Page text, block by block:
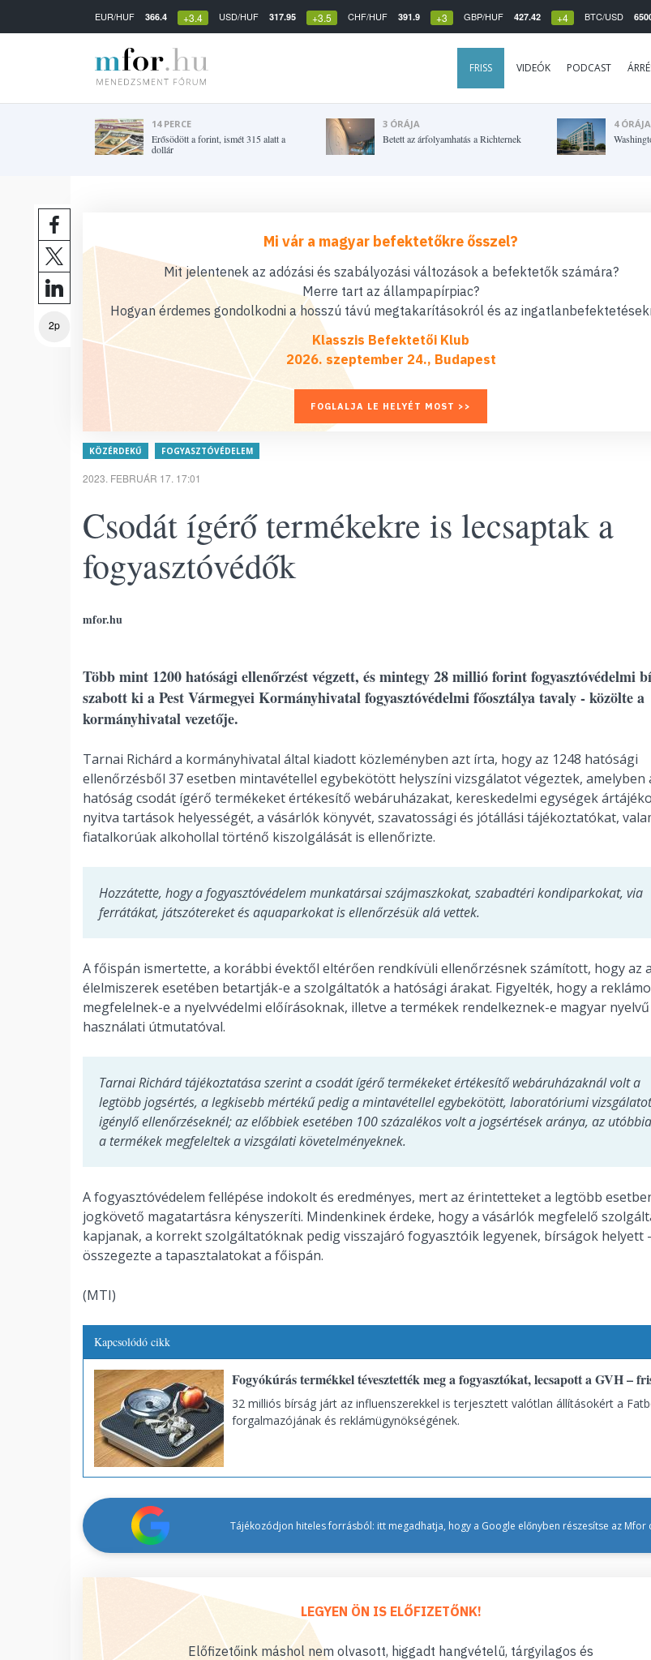
EUR/HUF 366.4 +3.4 USD/HUF 317.95 +3.5 CHF/HUF 391.9 +3 GBP/HUF 427.42 +4 BTC/USD
FRISS VIDEÓK PODCAST
14 PERCE
Erősödött a forint, ismét 315 alatt a
dollár
3 ÓRÁJA
Betett az árfolyamhatás a Richternek
4 ÓRÁJA
2p
Mi vár a magyar befektetőkre ősszel?
Mit jelentenek az adózási és szabályozási változások a befektetők számára?
Merre tart az állampapírpiac?
Hogyan érdemes gondolkodni a hosszú távú megtakarításokról és az
Klasszis Befektetői Klub
2026. szeptember 24., Budapest
FOGLALJA LE HELYÉT MOST >>
KÖZÉRDEKŰ FOGYASZTÓVÉDELEM
2023. FEBRUÁR 17. 17:01
Csodát ígérő termékekre is lecsaptak a
fogyasztóvédők
mfor.hu
Több mint 1200 hatósági ellenőrzést végzett, és mintegy 28 millió forint fogyasztóvédelmi
szabott ki a Pest Vármegyei Kormányhivatal fogyasztóvédelmi főosztálya tavaly - közölte a
kormányhivatal vezetője.
Tarnai Richárd a kormányhivatal által kiadott közleményben azt írta, hogy az 1248 hatósági
ellenőrzésből 37 esetben mintavétellel egybekötött helyszíni vizsgálatot végeztek, amelyben
hatóság csodát ígérő termékeket értékesítő webáruházakat, kereskedelmi egységek
nyitva tartások helyességét, a vásárlók könyvét, szavatossági és jótállási tájékoztatókat,
fiatalkorúak alkohollal történő kiszolgálását is ellenőrizte.
Hozzátette, hogy a fogyasztóvédelem munkatársai szájmaszkokat, szabadtéri kondiparkokat, via
ferrátákat, játszótereket és aquaparkokat is ellenőrzésük alá vettek.
A főispán ismertette, a korábbi évektől eltérően rendkívüli ellenőrzésnek számított, hogy az
élelmiszerek esetében betartják-e a szolgáltatók a hatósági árakat. Figyelték, hogy a
megfelelnek-e a nyelvvédelmi előírásoknak, illetve a termékek rendelkeznek-e magyar nyelvű
használati útmutatóval.
Tarnai Richárd tájékoztatása szerint a csodát ígérő termékeket értékesítő webáruházaknál volt a
legtöbb jogsértés, a legkisebb mértékű pedig a mintavétellel egybekötött, laboratóriumi vizsgálatot
igénylő ellenőrzéseknél; az előbbiek esetében 100 százalékos volt a jogsértések aránya, az
a termékek megfeleltek a vizsgálati követelményeknek.
A fogyasztóvédelem fellépése indokolt és eredményes, mert az érintetteket a legtöbb
jogkövető magatartásra kényszeríti. Mindenkinek érdeke, hogy a vásárlók megfelelő
kapjanak, a korrekt szolgáltatóknak pedig visszajáró fogyasztóik legyenek, bírságok helyett -
összegezte a tapasztalatokat a főispán.
(MTI)
Kapcsolódó cikk
Fogyókúrás termékkel tévesztették meg a fogyasztókat, lecsapott a GVH –
32 milliós bírság járt az influenszerekkel is terjesztett valótlan állításokért a
forgalmazójának és reklámügynökségének.
Tájékozódjon hiteles forrásból: itt megadhatja, hogy a Google előnyben részesítse az Mfor
LEGYEN ÖN IS ELŐFIZETŐNK!
Előfizetőink máshol nem olvasott, higgadt hangvételű, tárgyilagos és